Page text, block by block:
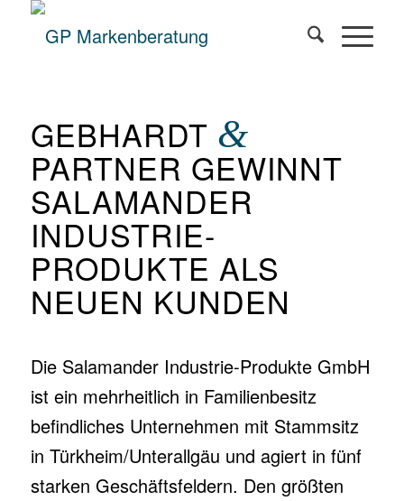
GEBHARDT &
PARTNER GEWINNT
SALAMANDER
INDUSTRIE-
PRODUKTE ALS
NEUEN KUNDEN
Die Salamander Industrie-Produkte GmbH
ist ein mehrheitlich in Familienbesitz
befindliches Unternehmen mit Stammsitz
in Türkheim/Unterallgäu und agiert in fünf
starken Geschäftsfeldern. Den größten